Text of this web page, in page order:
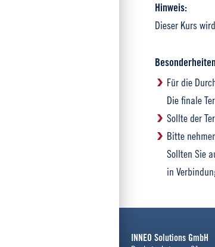
Hinweis:
Dieser Kurs
Für die
Die finale
Sollte der
Bitte
Sollten Sie
in
INNEO Solutions GmbH